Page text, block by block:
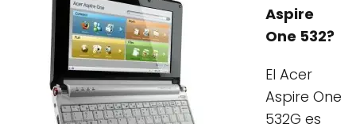
Aspire
One 532?
El Acer
Aspire One
532G es